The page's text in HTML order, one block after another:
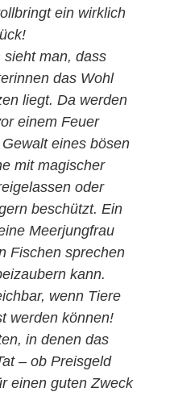
ein wirklich
man, dass
das Wohl
liegt. Da werden
einem Feuer
eines bösen
mit magischer
oder
beschützt. Ein
Meerjungfrau
Fischen sprechen
kann.
wenn Tiere
werden können!
in denen das
– ob Preisgeld
einen guten Zweck